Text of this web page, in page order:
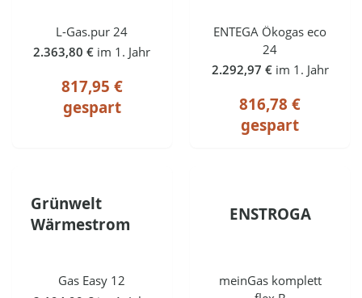
L-Gas.pur 24
2.363,80 € im 1. Jahr
817,95 €
gespart
ENTEGA Ökogas eco
24
2.292,97 € im 1. Jahr
816,78 €
gespart
Grünwelt
Wärmestrom
Gas Easy 12
ENSTROGA
meinGas komplett